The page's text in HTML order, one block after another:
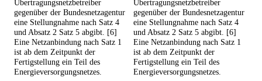
Übertragungsnetzbetreiber
gegenüber der Bundesnetzagentur
eine Stellungnahme nach Satz 4
und Absatz 2 Satz 5 abgibt. [6]
Eine Netzanbindung nach Satz 1
ist ab dem Zeitpunkt der
Fertigstellung ein Teil des
Energieversorgungsnetzes.
Übertragungsnetzbetreiber
gegenüber der Bundesnetzagentur
eine Stellungnahme nach Satz 4
und Absatz 2 Satz 5 abgibt. [6]
Eine Netzanbindung nach Satz 1
ist ab dem Zeitpunkt der
Fertigstellung ein Teil des
Energieversorgungsnetzes.